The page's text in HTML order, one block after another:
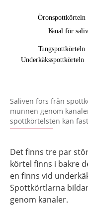
Förstora bilden
Saliven förs från
munnen genom
spottkörtelsten kan
Det finns tre par
körtel finns i bakre
en finns vid
Spottkörtlarna
genom kanaler.